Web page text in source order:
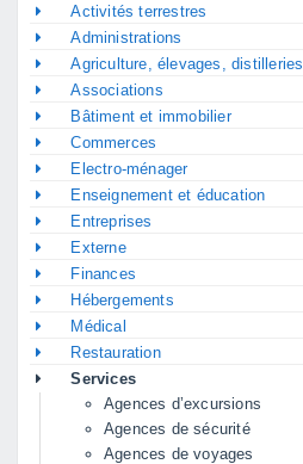
Activités terrestres
Administrations
Agriculture, élevages, distilleries
Associations
Bâtiment et immobilier
Commerces
Electro-ménager
Enseignement et éducation
Entreprises
Externe
Finances
Hébergements
Médical
Restauration
Services
Agences d’excursions
Agences de sécurité
Agences de voyages